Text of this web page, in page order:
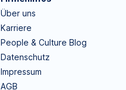
Über uns
Karriere
People & Culture Blog
Datenschutz
Impressum
AGB